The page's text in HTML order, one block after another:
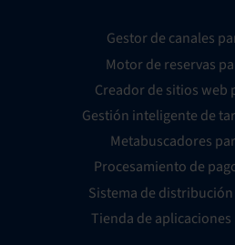
Gestor de canales
Motor de reservas
Creador de sitios web
Gestión inteligente de
Metabuscadores
Procesamiento de
Sistema de distribución
Tienda de